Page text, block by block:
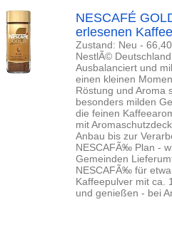
NESCAFÉ
erlesenen
Zustand: Neu -
NestlÃ©
Ausbalanciert und
einen kleinen
Röstung und Aroma
besonders milden
die feinen
mit
Anbau bis zur
NESCAFÃ‰ Plan -
Gemeinden
NESCAFÃ‰ für
Kaffeepulver mit ca.
und genießen - bei